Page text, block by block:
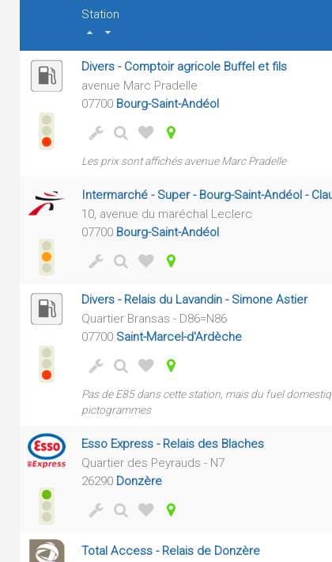
Station
Divers - Comptoir agricole Buffel et fils
avenue Marc Pradelle
07700 Bourg-Saint-Andéol
Les prix sont affichés avenue Marc Pradelle
Intermarché - Super - Bourg-Saint-Andéol -
10, avenue du maréchal Leclerc
07700 Bourg-Saint-Andéol
Divers - Relais du Lavandin - Simone Astier
Quartier Bransas - D86=N86
07700 Saint-Marcel-d'Ardèche
Pas de E85 dans cette station, mais du fuel
pictogrammes
Esso Express - Relais des Blaches
Quartier des Peyrauds - N7
26290 Donzère
Total Access - Relais de Donzère